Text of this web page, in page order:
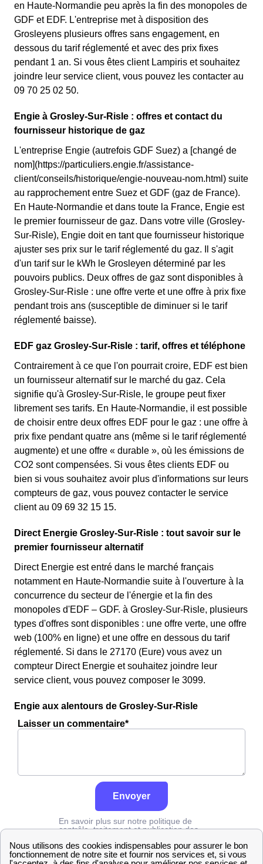
en Haute-Normandie peu après la fin des monopoles de
GDF et EDF. L'entreprise met à disposition des
Grosleyens plusieurs offres sans engagement, en
dessous du tarif réglementé et avec des prix fixes
pendant 1 an. Si vous êtes client Lampiris et souhaitez
joindre leur service client, vous pouvez les contacter au
09 70 25 02 50.
Engie à Grosley-Sur-Risle : offres et contact du
fournisseur historique de gaz
L'entreprise Engie (autrefois GDF Suez) a [changé de
nom](https://particuliers.engie.fr/assistance-
client/conseils/historique/engie-nouveau-nom.html) suite
au rapprochement entre Suez et GDF (gaz de France).
En Haute-Normandie et dans toute la France, Engie est
le premier fournisseur de gaz. Dans votre ville (Grosley-
Sur-Risle), Engie doit en tant que fournisseur historique
ajuster ses prix sur le tarif réglementé du gaz. Il s'agit
d'un tarif sur le kWh le Grosleyen déterminé par les
pouvoirs publics. Deux offres de gaz sont disponibles à
Grosley-Sur-Risle : une offre verte et une offre à prix fixe
pendant trois ans (susceptible de diminuer si le tarif
réglementé baisse).
EDF gaz Grosley-Sur-Risle : tarif, offres et téléphone
Contrairement à ce que l'on pourrait croire, EDF est bien
un fournisseur alternatif sur le marché du gaz. Cela
signifie qu'à Grosley-Sur-Risle, le groupe peut fixer
librement ses tarifs. En Haute-Normandie, il est possible
de choisir entre deux offres EDF pour le gaz : une offre à
prix fixe pendant quatre ans (même si le tarif réglementé
augmente) et une offre « durable », où les émissions de
CO2 sont compensées. Si vous êtes clients EDF ou
bien si vous souhaitez avoir plus d'informations sur leurs
compteurs de gaz, vous pouvez contacter le service
client au 09 69 32 15 15.
Direct Energie Grosley-Sur-Risle : tout savoir sur le
premier fournisseur alternatif
Direct Energie est entré dans le marché français
notamment en Haute-Normandie suite à l'ouverture à la
concurrence du secteur de l'énergie et la fin des
monopoles d'EDF – GDF. à Grosley-Sur-Risle, plusieurs
types d'offres sont disponibles : une offre verte, une offre
web (100% en ligne) et une offre en dessous du tarif
réglementé. Si dans le 27170 (Eure) vous avez un
compteur Direct Energie et souhaitez joindre leur
service client, vous pouvez composer le 3099.
Engie aux alentours de Grosley-Sur-Risle
Laisser un commentaire*
Envoyer
En savoir plus sur notre politique de
contrôle, traitement et publication des